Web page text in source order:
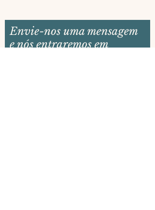
Envie-nos uma mensagem
e nós entraremos em